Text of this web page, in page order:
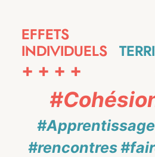
EFFETS
INDIVIDUELS
+ + + +
#Apprentissage
#rencontres